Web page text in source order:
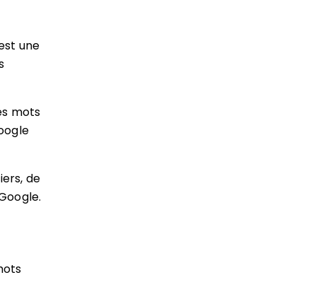
une
mots
de